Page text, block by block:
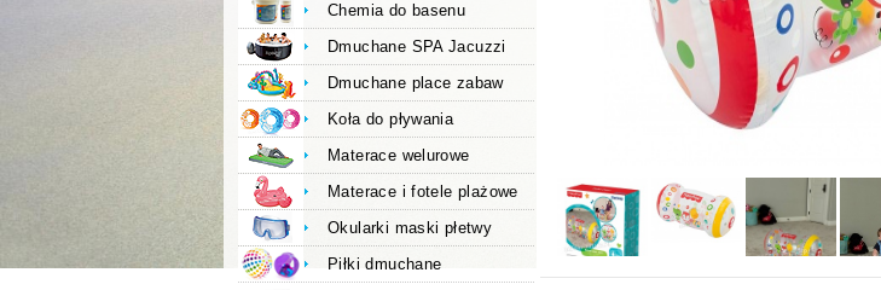
Chemia do basenu
Dmuchane SPA Jacuzzi
Dmuchane place zabaw
Koła do pływania
Materace welurowe
Materace i fotele plażowe
Okularki maski płetwy
Piłki dmuchane